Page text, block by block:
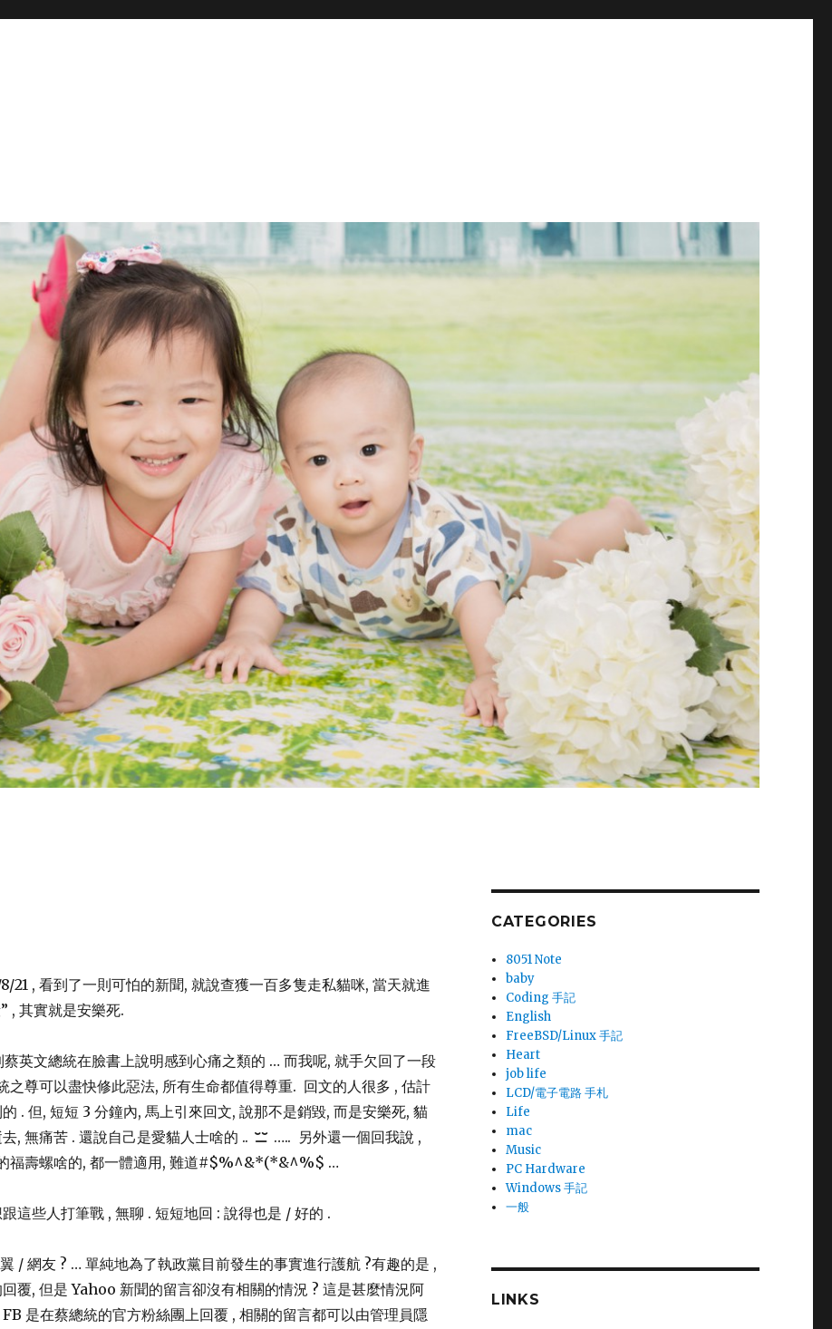
21 , 看到了一則可怕的新聞, 就說查獲一百多隻走私貓咪, 當天就進
, 其實就是安樂死.
蔡英文總統在臉書上說明感到心痛之類的 … 而我呢, 就手欠回了一段
之尊可以盡快修此惡法, 所有生命都值得尊重. 回文的人很多 , 估計
. 但, 短短 3 分鐘內, 馬上引來回文, 說那不是銷毀, 而是安樂死, 貓
, 無痛苦 . 還說自己是愛貓人士啥的 ..
….. 另外還一個回我說 ,
福壽螺啥的, 都一體適用, 難道#$%^&*(*&^%$ …
這些人打筆戰 , 無聊 . 短短地回 : 說得也是 / 好的 .
/ 網友 ? … 單純地為了執政黨目前發生的事實進行護航 ?有趣的是 ,
覆, 但是 Yahoo 新聞的留言卻沒有相關的情況 ? 這是甚麼情況阿
是在蔡總統的官方粉絲團上回覆 , 相關的留言都可以由管理員隱
CATEGORIES
8051 Note
baby
Coding 手記
English
FreeBSD/Linux 手記
Heart
job life
LCD/電子電路 手札
Life
mac
Music
PC Hardware
Windows 手記
一般
LINKS